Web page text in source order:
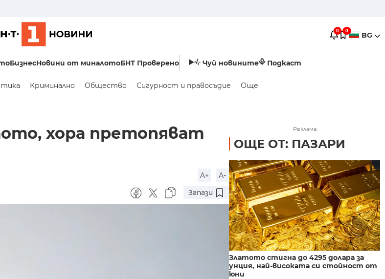
0 0 BG
БизнесНовини от миналотоБНТ Проверено Чуй новините Подкаст
Криминално Общество Сигурност и правосъдие Още
хора претопяват
A+
A-
Запази
Реклама
ОЩЕ ОТ: ПАЗАРИ
Златото стигна до 4295 долара за
унция, най-високата си стойност от
юни